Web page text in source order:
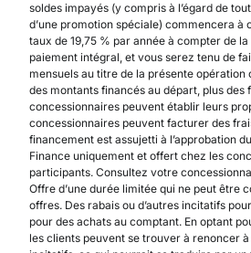
soldes impayés (y compris à l’égard de
d’une promotion spéciale) commencera
taux de 19,75 % par année à compter de la
paiement intégral, et vous serez tenu de
mensuels au titre de la présente opération
des montants financés au départ, plus des
concessionnaires peuvent établir leurs
concessionnaires peuvent facturer des
financement est assujetti à l’approbation
Finance uniquement et offert chez les
participants. Consultez votre
Offre d’une durée limitée qui ne peut être
offres. Des rabais ou d’autres incitatifs
pour des achats au comptant. En optant
les clients peuvent se trouver à renoncer